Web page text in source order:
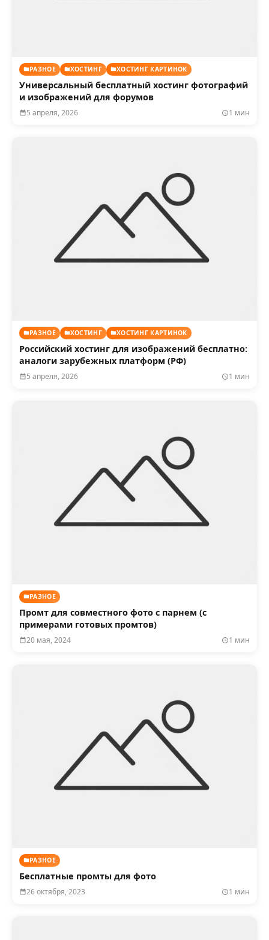
РАЗНОЕ ХОСТИНГ ХОСТИНГ КАРТИНОК
Универсальный бесплатный хостинг фотографий
и изображений для форумов
5 апреля, 2026 1 мин
РАЗНОЕ ХОСТИНГ ХОСТИНГ КАРТИНОК
Российский хостинг для изображений бесплатно:
аналоги зарубежных платформ (РФ)
5 апреля, 2026 1 мин
РАЗНОЕ
Промт для совместного фото с парнем (с
примерами готовых промтов)
20 мая, 2024 1 мин
РАЗНОЕ
Бесплатные промты для фото
26 октября, 2023 1 мин